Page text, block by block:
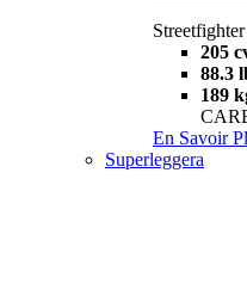
205
88.3
189
En Savoir
Superleggera